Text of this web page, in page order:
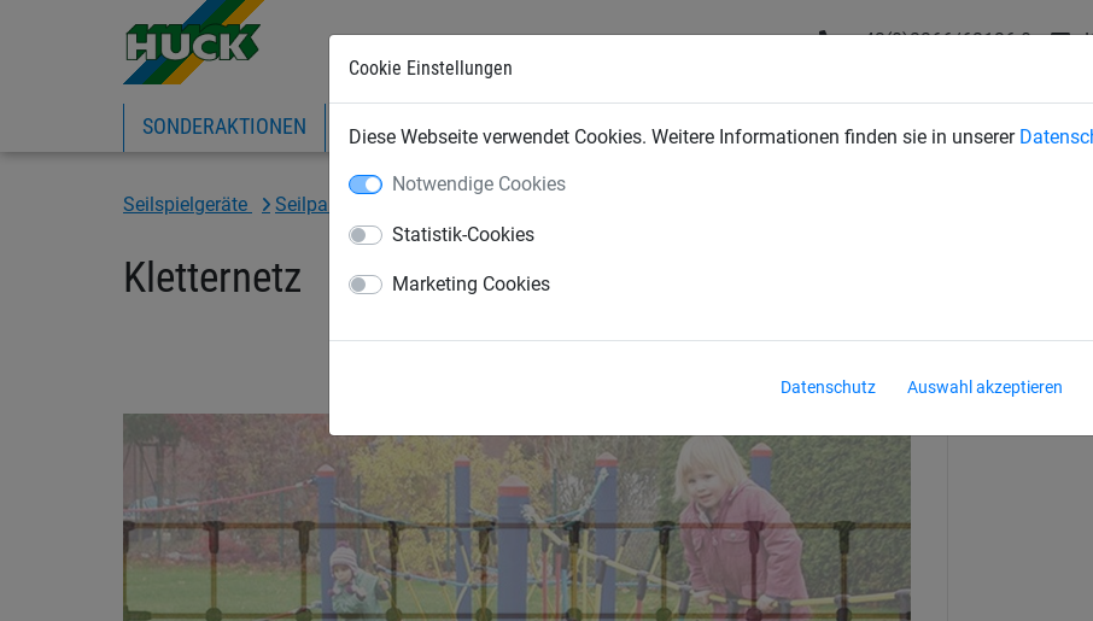
Cookie Einstellungen
Diese Webseite verwendet Cookies. Weitere Informationen finden sie in unserer
Notwendige Cookies
Statistik-Cookies
Marketing Cookies
Datenschutz Auswahl akzeptieren
+43(0)2266/62126-0
SONDERAKTIONEN EXPRESS-SHOP INDUSTRIENETZE BAUSCHUTZNETZE SPORTNETZE
Seilspielgeräte Seilparcours "Haiger"
Kletternetz